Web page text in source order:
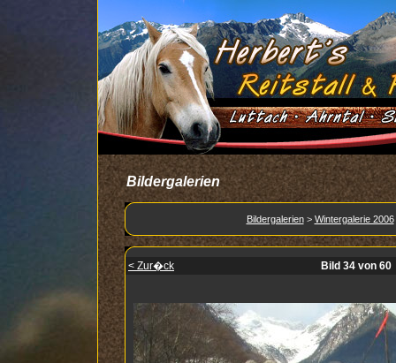
Bildergalerien
Bildergalerien> Wintergalerie 2006
< Zur�ck Bild 34 von 60